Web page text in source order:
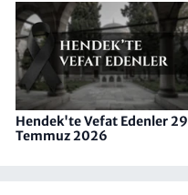
Hendek'te Vefat Edenler 29
Temmuz 2026